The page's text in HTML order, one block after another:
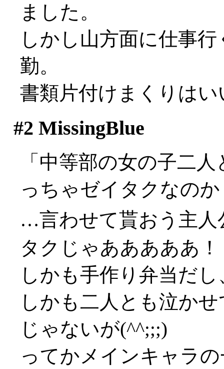
ました。
しかし山方面に仕事
勤。
書類片付けまくりは
#2 MissingBlue
「中等部の女の子二
っちゃゼイタクなの
…言わせて貰おう主
タクじゃあああああ
しかも手作り弁当だし
しかも二人とも泣か
じゃないが(^^;;;)
ってかメインキャラ